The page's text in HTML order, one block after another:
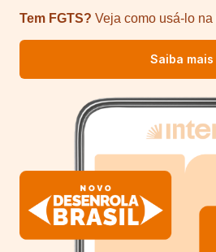
Tem FGTS? Veja como usá-lo
Saiba mais